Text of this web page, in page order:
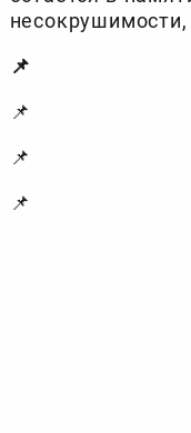
несокрушимости,
📌
📌
📌
📌